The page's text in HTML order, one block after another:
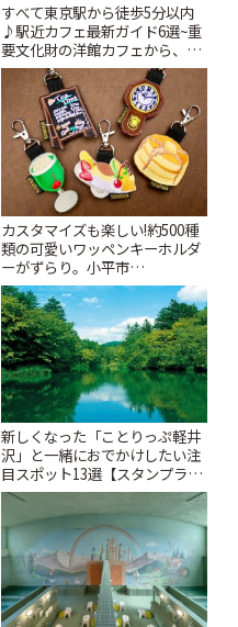
すべて東京駅から徒歩5分以内
♪駅近カフェ最新ガイド6選~重
要文化財の洋館カフェから、改
札すぐのレトロ喫茶まで~ | こと
りっぷ
カスタマイズも楽しい!約500種
類の可愛いワッペンキーホルダ
ーがずらり。小平市
「Kimamaya T&K」 | ことりっ
ぷ
新しくなった「ことりっぷ軽井
沢」と一緒におでかけしたい注
目スポット13選【スタンプラリ
ー開催中】 | ことりっぷ